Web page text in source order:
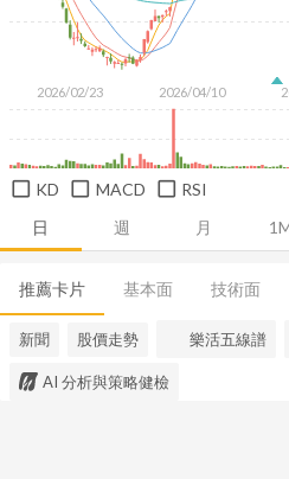
日 週 月
2026/02/23 2026/04/10
KD MACD RSI
推薦卡片 基本面 技術面
新聞 股價走勢 樂活五線譜
AI 分析與策略健檢